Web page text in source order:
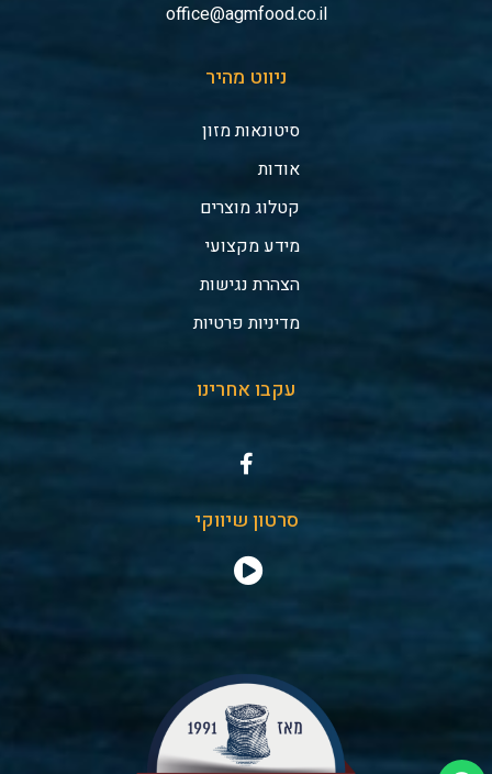
office@agmfood.co.il
ניווט מהיר
סיטונאות מזון
אודות
קטלוג מוצרים
מידע מקצועי
הצהרת נגישות
מדיניות פרטיות
עקבו אחרינו
סרטון שיווקי